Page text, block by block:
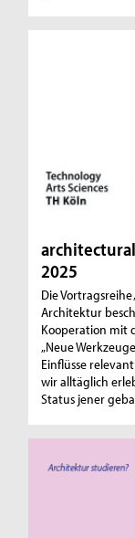
2025
Die
Architektur
Kooperation mit
„Neue
Einflüsse
wir alltäglich
Status jener